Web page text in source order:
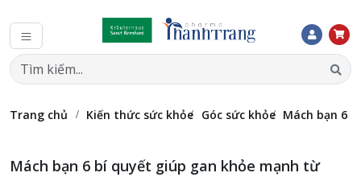
Trang chủ Kiến thức sức khỏe Góc sức khỏe Mách bạn 6
Mách bạn 6 bí quyết giúp gan khỏe mạnh từ